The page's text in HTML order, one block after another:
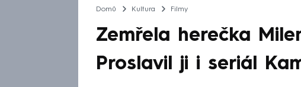
Domů Kultura Filmy
Zemřela herečka
Proslavil ji i seriál